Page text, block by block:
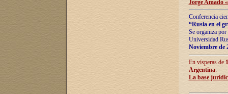
Jorge Amado
Conferencia
“Rusia en el
Se organiza
Universidad
Noviembre de
En vísperas de
Argentina:
La base